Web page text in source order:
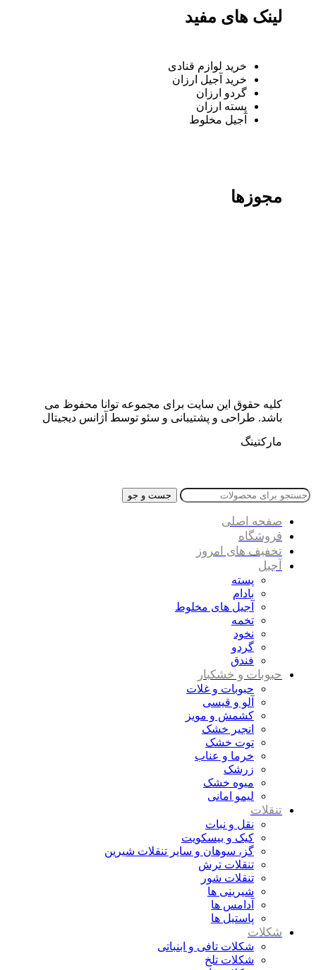
لینک های مفید
خرید لوازم قنادی
خرید آجیل ارزان
گردو ارزان
پسته ارزان
آجیل مخلوط
مجوزها
کلیه حقوق این سایت برای مجموعه توانا محفوظ می
باشد. طراحی و پشتیبانی و سئو توسط آژانس دیجیتال
مارکتینگ
جست و جو
صفحه اصلی
فروشگاه
تخفیف های امروز
آجیل
پسته
بادام
آجیل های مخلوط
تخمه
نخود
گردو
فندق
حبوبات و خشکبار
حبوبات و غلات
آلو و قیسی
کشمش و مویز
انجیر خشک
توت خشک
خرما و عناب
زرشک
میوه خشک
لیمو امانی
تنقلات
نقل و نبات
کیک و بیسکویت
گز، سوهان و سایر تنقلات شیرین
تنقلات ترش
تنقلات شور
شیرینی ها
آدامس ها
پاستیل ها
شکلات
شکلات تافی و ابنباتی
شکلات تلخ